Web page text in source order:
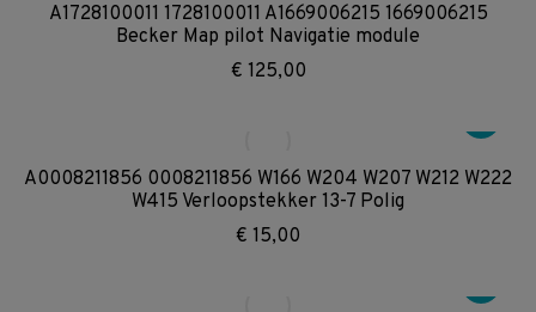
A1728100011 1728100011 A1669006215 1669006215
Becker Map pilot Navigatie module
€ 125,00
A0008211856 0008211856 W166 W204 W207 W212 W222
W415 Verloopstekker 13-7 Polig
€ 15,00